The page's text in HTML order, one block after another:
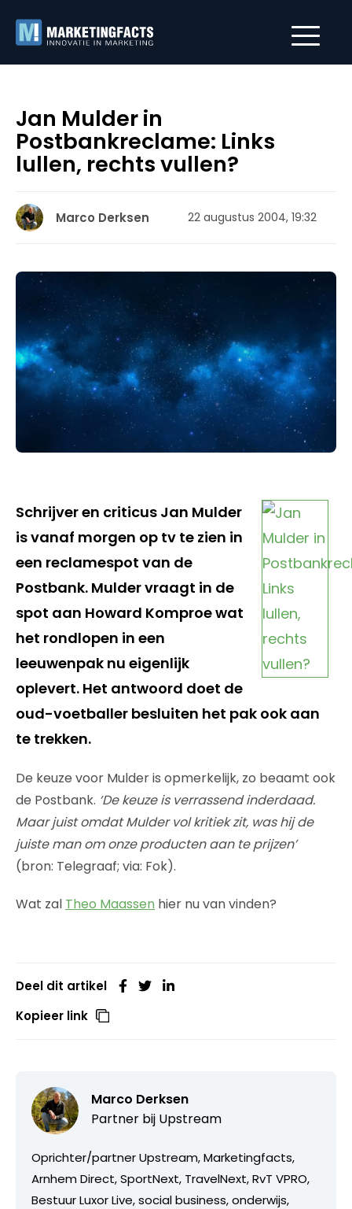
Jan Mulder in
Postbankreclame: Links
lullen, rechts vullen?
Marco Derksen 22 augustus 2004, 19:32
Schrijver en criticus Jan Mulder
is vanaf morgen op tv te zien in
een reclamespot van de
Postbank. Mulder vraagt in de
spot aan Howard Komproe wat
het rondlopen in een
leeuwenpak nu eigenlijk
oplevert. Het antwoord doet de
oud-voetballer besluiten het pak ook aan
te trekken.
De keuze voor Mulder is opmerkelijk, zo beaamt ook
de Postbank. ‘De keuze is verrassend inderdaad.
Maar juist omdat Mulder vol kritiek zit, was hij de
juiste man om onze producten aan te prijzen’
(bron: Telegraaf; via: Fok).
Wat zal Theo Maassen hier nu van vinden?
Deel dit artikel
Kopieer link
Marco Derksen
Partner bij Upstream
Oprichter/partner Upstream, Marketingfacts,
Arnhem Direct, SportNext, TravelNext, RvT VPRO,
Bestuur Luxor Live, social business, onderwijs,